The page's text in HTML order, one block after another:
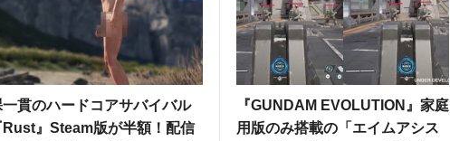
一貫のハードコアサバイバル
Rust』Steam版が半額！配信
『GUNDAM EVOLUTION』家庭
用版のみ搭載の「エイムアシス